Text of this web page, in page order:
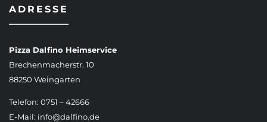
ADRESSE
Pizza Dalfino Heimservice
Brechenmacherstr. 10
88250 Weingarten
Telefon: 0751 – 42666
E-Mail: info@dalfino.de